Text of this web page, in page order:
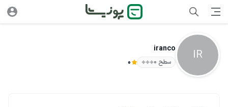
IR
iranco
سطح ۰ 0